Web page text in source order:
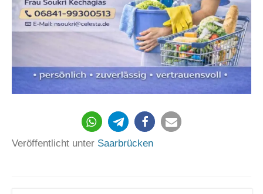
217
Veröffentlicht unter Saarbrücken